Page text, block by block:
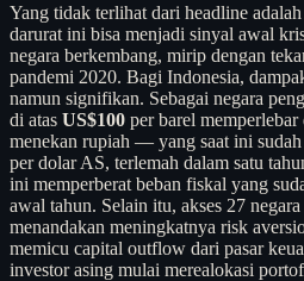
Yang tidak terlihat dari headline
darurat ini bisa menjadi sinyal awal
negara berkembang, mirip dengan
pandemi 2020. Bagi Indonesia,
namun signifikan. Sebagai negara
di atas US$100 per barel
menekan rupiah — yang saat ini
per dolar AS, terlemah dalam satu
ini memperberat beban fiskal yang
awal tahun. Selain itu, akses 27
menandakan meningkatnya risk
memicu capital outflow dari pasar
investor asing mulai merealokasi